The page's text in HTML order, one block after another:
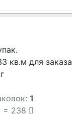
кв.м для заказа
1
= 238